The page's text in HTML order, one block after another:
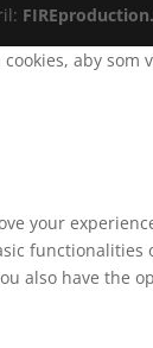
aby
your
functionalities
also have the